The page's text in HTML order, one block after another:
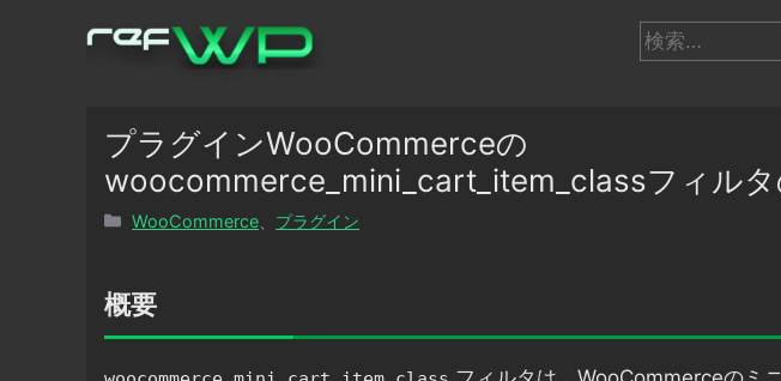
検
索:
プラグインWooCommerceの
woocommerce_mini_cart_item_classフィルタ
カ
リ
ー
WooCommerce プラグイン
概要